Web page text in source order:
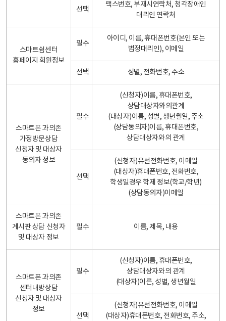
선택
팩스번호, 부재시연락처, 청각장애인
대리인 연락처
스마트쉼센터
홈페이지 회원정보
필수
아이디, 이름, 휴대폰번호(본인 또는
법정대리인), 이메일
선택 성별, 전화번호, 주소
스마트폰 과의존
가정방문상담
신청자 및 대상자
동의자 정보
필수
(신청자)이름, 휴대폰번호,
상담대상자와의관계
(대상자)이름, 성별, 생년월일, 주소
(상담동의자)이름, 휴대폰번호,
상담대상자와의 관계
선택
(신청자)유선전화번호, 이메일
(대상자)휴대폰번호, 전화번호,
학생일경우 학제 정보(학교/학년)
(상담동의자)이메일
스마트폰 과의존
게시판 상담 신청자
및 대상자 정보
필수 이름, 제목, 내용
스마트폰 과의존
센터내방상담
신청자 및 대상자
정보
필수
(신청자)이름, 휴대폰번호,
상담대상자와의 관계
(대상자)이른, 성별, 생년월일
선택
(신청자)유선전화번호, 이메일
(대상자)휴대폰번호, 전화번호, 주소,